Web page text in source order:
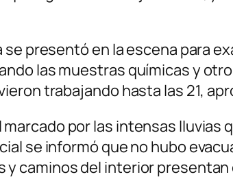
se presentó en la escena para
las muestras químicas y
trabajando hasta las 21,
por las intensas lluvias
se informó que no hubo
caminos del interior